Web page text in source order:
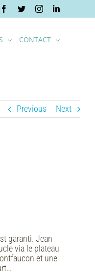
Facebook
TwitterInstagramLinkedIn
CONTACT
Previous Next
garanti. Jean
via le plateau
et une